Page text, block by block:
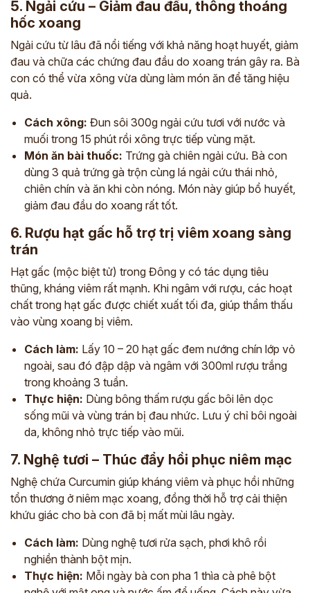
5. Ngải cứu – Giảm đau đầu, thông thoáng
hốc xoang
Ngải cứu từ lâu đã nổi tiếng với khả năng hoạt huyết, giảm
đau và chữa các chứng đau đầu do xoang trán gây ra. Bà
con có thể vừa xông vừa dùng làm món ăn để tăng hiệu
quả.
Cách xông: Đun sôi 300g ngải cứu tươi với nước và
muối trong 15 phút rồi xông trực tiếp vùng mặt.
Món ăn bài thuốc: Trứng gà chiên ngải cứu. Bà con
dùng 3 quả trứng gà trộn cùng lá ngải cứu thái nhỏ,
chiên chín và ăn khi còn nóng. Món này giúp bổ huyết,
giảm đau đầu do xoang rất tốt.
6. Rượu hạt gấc hỗ trợ trị viêm xoang sàng
trán
Hạt gấc (mộc biệt tử) trong Đông y có tác dụng tiêu
thũng, kháng viêm rất mạnh. Khi ngâm với rượu, các hoạt
chất trong hạt gấc được chiết xuất tối đa, giúp thẩm thấu
vào vùng xoang bị viêm.
Cách làm: Lấy 10 – 20 hạt gấc đem nướng chín lớp vỏ
ngoài, sau đó đập dập và ngâm với 300ml rượu trắng
trong khoảng 3 tuần.
Thực hiện: Dùng bông thấm rượu gấc bôi lên dọc
sống mũi và vùng trán bị đau nhức. Lưu ý chỉ bôi ngoài
da, không nhỏ trực tiếp vào mũi.
7. Nghệ tươi – Thúc đẩy hồi phục niêm mạc
Nghệ chứa Curcumin giúp kháng viêm và phục hồi những
tổn thương ở niêm mạc xoang, đồng thời hỗ trợ cải thiện
khứu giác cho bà con đã bị mất mùi lâu ngày.
Cách làm: Dùng nghệ tươi rửa sạch, phơi khô rồi
nghiền thành bột mịn.
Thực hiện: Mỗi ngày bà con pha 1 thìa cà phê bột